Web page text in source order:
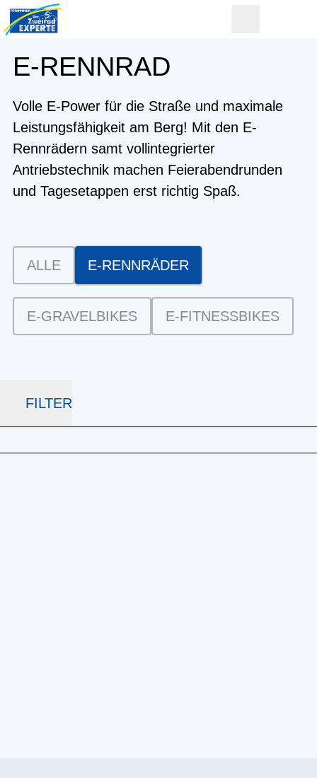
E-RENNRAD
Volle E-Power für die Straße und maximale
Leistungsfähigkeit am Berg! Mit den E-
Rennrädern samt vollintegrierter
Antriebstechnik machen Feierabendrunden
und Tagesetappen erst richtig Spaß.
ALLE E-RENNRÄDER
E-GRAVELBIKES E-FITNESSBIKES
FILTER